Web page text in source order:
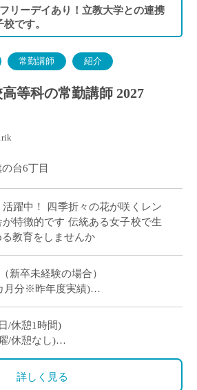
リーデイあり！立教大学との連携
です。
常勤講師 紹介
等科の常勤講師 2027
台6丁目
躍中！ 四季折々の花が咲くレン
が特徴的です 伝統ある女子校で生
教育をしませんか
新卒未経験の場合）
月分※昨年度実績)
年収4,600,000円程度
年収5,000,000円程度
/休憩1時間)
/休憩なし)
び学校の定める休日
詳しく見る